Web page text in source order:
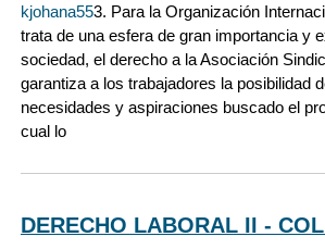
kjohana553. Para la Organización
trata de una esfera de gran importancia y
sociedad, el derecho a la Asociación
garantiza a los trabajadores la posibilidad
necesidades y aspiraciones buscado el
cual lo
DERECHO LABORAL II -